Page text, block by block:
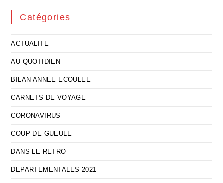
Catégories
ACTUALITE
AU QUOTIDIEN
BILAN ANNEE ECOULEE
CARNETS DE VOYAGE
CORONAVIRUS
COUP DE GUEULE
DANS LE RETRO
DEPARTEMENTALES 2021